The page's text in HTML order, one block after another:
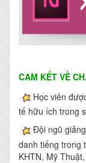
CAM KẾT VỀ
Học viên
tế hữu ích trong
Đội ngũ
danh tiếng trong
KHTN, Mỹ